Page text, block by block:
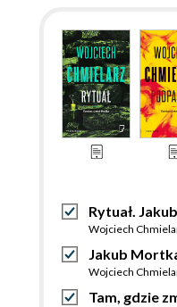
Rytuał.
Wojciech
Jakub
Wojciech
Tam, gdzie